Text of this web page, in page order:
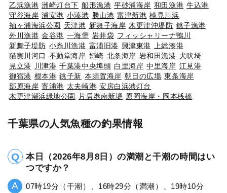
乙浜漁港 洲崎灯台下 船形漁港 平砂浦海岸 和田漁港 牛込港
守谷海岸 浦安港 小湊港 勝山港 富津新港 検見川浜
袖ヶ浦海浜公園 天津港 新舞子海岸 木更津沖堤防 銚子漁港
外川漁港 金谷港 一海堡 岩井袋 フィッシャリーナ鴨川
新舞子堤防 小糸川漁港 富浦旧港 興津東港
上総湊港
猫実川河口 不動堂海岸 姉崎 北条海岸 岩和田漁港 犬吠埼
見立港
川津港 千葉港中央埠頭 白里海岸 中里海岸 江見港
御宿港 根本港 銚子新 本須賀海岸 朝日の広場 東条海岸
部原海岸 寄浦港 太夫崎港 安房白浜港灯台
木更津潮浜緑地公園
片貝港南新堤 原岡海岸・岡本桟橋
千葉県の人気魚種の釣果情報
本日（2026年8月8日）の満潮と干潮の時間はい
つですか？
07時19分（干潮）、16時29分（満潮）、19時10分